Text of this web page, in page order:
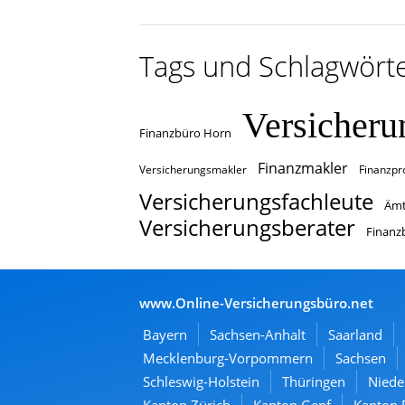
Tags und
Finanzbüro Horn
Versicherungsmakler Finanzmakler
Versicherungsfachleute
Versicherungsberater
www.Online-Versicherungsbüro.net
Bayern
Sachsen-Anhalt Saarland
Mecklenburg-Vorpommern
Sachsen
Schleswig-Holstein
Thüringen